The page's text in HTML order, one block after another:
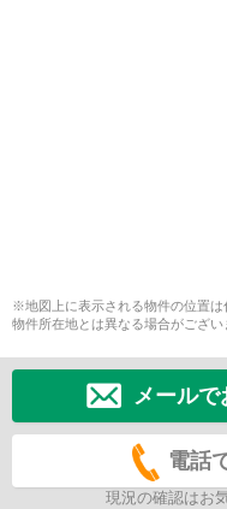
※地図上に表示される物件の位置
物件所在地とは異なる場合がござい
メールで
電話
現況の確認はお